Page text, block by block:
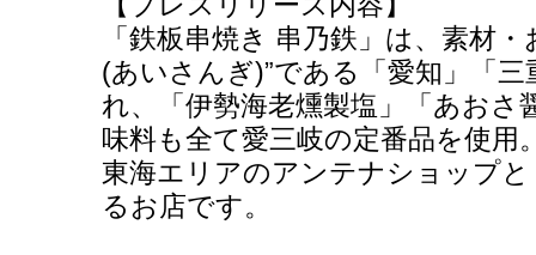
「鉄板串焼き 串乃鉄」は、素材
(あいさんぎ)”である「愛知」「
れ、「伊勢海老燻製塩」「あおさ
味料も全て愛三岐の定番品を使用
東海エリアのアンテナショップ
るお店です。